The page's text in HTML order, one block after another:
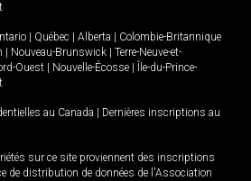
Québec Alberta
Colombie-Britannique
Nouveau-Brunswick
Terre-Neuve-et-
Ouest Nouvelle-Écosse
Île-du-Prince-
au Canada
Dernières inscriptions au
sur ce site proviennent des inscriptions
de distribution de données de l'Association